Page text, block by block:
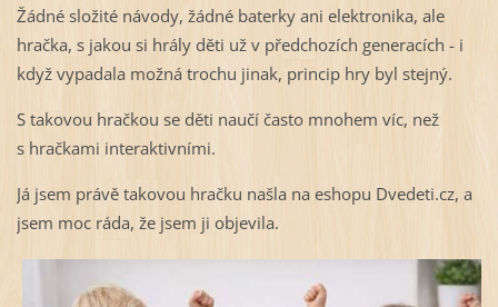
Žádné složité návody, žádné baterky ani elektronika, ale
hračka, s jakou si hrály děti už v předchozích generacích - i
když vypadala možná trochu jinak, princip hry byl stejný.
S takovou hračkou se děti naučí často mnohem víc, než
s hračkami interaktivními.
Já jsem právě takovou hračku našla na eshopu Dvedeti.cz, a
jsem moc ráda, že jsem ji objevila.